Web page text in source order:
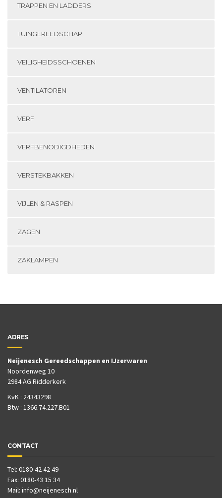
TRAPPEN EN LADDERS
TUINGEREEDSCHAP
VEILIGHEIDSSCHOENEN
VENTILATOREN
VERF
VERFBENODIGDHEDEN
VERSTEKBAKKEN
VIJLEN & RASPEN
ZAGEN
ZAKLAMPEN
ADRES
Neijenesch Gereedschappen en IJzerwaren
Noordenweg 10
2984 AG Ridderkerk
KvK : 24343298
Btw : 1366.74.227.B01
CONTACT
Tel: 0180-42 42 49
Fax: 0180-43 15 34
Mail: info@neijenesch.nl